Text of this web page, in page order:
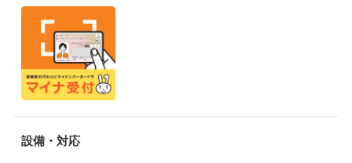
設備・対応